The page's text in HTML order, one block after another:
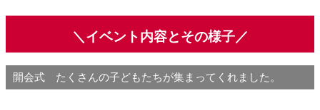
＼イベント内容とその様子／
開会式 たくさんの子どもたちが集まってくれました。